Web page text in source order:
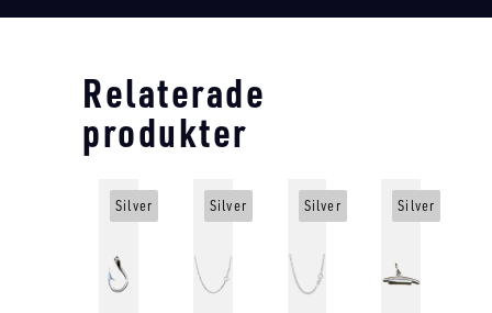
Relaterade
produkter
Silver Silver Silver Silver